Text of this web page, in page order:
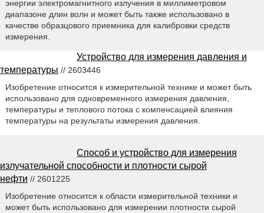
энергии электромагнитного излучения в миллиметровом
диапазоне длин волн и может быть также использовано в
качестве образцового приемника для калибровки средств
измерения.
Устройство для измерения давления и
температуры // 2603446
Изобретение относится к измерительной технике и может быть
использовано для одновременного измерения давления,
температуры и теплового потока с компенсацией влияния
температуры на результаты измерения давления.
Способ и устройство для измерения
излучательной способности и плотности сырой
нефти // 2601225
Изобретение относится к области измерительной техники и
может быть использовано для измерении плотности сырой